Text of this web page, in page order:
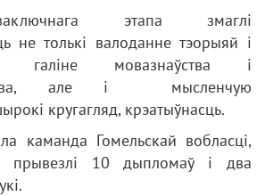
этапа змаглі
не толькі валоданне тэорыяй і
галіне мовазнаўства і
але і мысленчую
кругагляд, крэатыўнасць.
каманда Гомельскай вобласці,
прывезлі 10 дыпломаў і два